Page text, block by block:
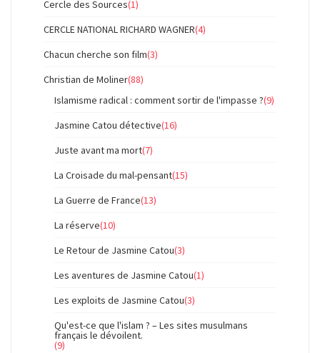
Cercle des Sources(1)
CERCLE NATIONAL RICHARD WAGNER(4)
Chacun cherche son film(3)
Christian de Moliner(88)
Islamisme radical : comment sortir de l'impasse ?(9)
Jasmine Catou détective(16)
Juste avant ma mort(7)
La Croisade du mal-pensant(15)
La Guerre de France(13)
La réserve(10)
Le Retour de Jasmine Catou(3)
Les aventures de Jasmine Catou(1)
Les exploits de Jasmine Catou(3)
Qu'est-ce que l'islam ? – Les sites musulmans
français le dévoilent.
(9)